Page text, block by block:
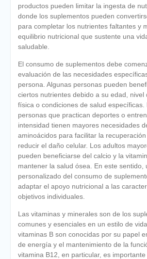
productos pueden limitar la ingesta de
donde los suplementos pueden
para completar los nutrientes faltantes y
equilibrio nutricional que sustente una
saludable.
El consumo de suplementos debe
evaluación de las necesidades
persona. Algunas personas pueden
ciertos nutrientes debido a su edad, nivel
física o condiciones de salud específicas.
personas que practican deportes o
intensidad tienen mayores necesidades
aminoácidos para facilitar la
reducir el daño celular. Los adultos
pueden beneficiarse del calcio y la
mantener la salud ósea. En este sentido,
personalizado del consumo de
adaptar el apoyo nutricional a las
objetivos individuales.
Las vitaminas y minerales son de los
comunes y esenciales en un estilo de
vitaminas B son conocidas por su papel
de energía y el mantenimiento de la
vitamina B12, en particular, es